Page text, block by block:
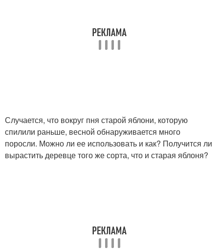
Случается, что вокруг пня старой яблони, которую
спилили раньше, весной обнаруживается много
поросли. Можно ли ее использовать и как? Получится ли
вырастить деревце того же сорта, что и старая яблоня?